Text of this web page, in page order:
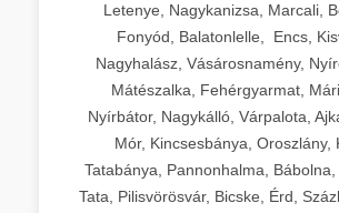
Letenye, Nagykanizsa, Marcali,
Fonyód, Balatonlelle, Encs,
Nagyhalász, Vásárosnamény,
Mátészalka, Fehérgyarmat,
Nyírbátor, Nagykálló, Várpalota,
Mór, Kincsesbánya, Oroszlány,
Tatabánya, Pannonhalma, Bábolna,
Tata, Pilisvörösvár, Bicske, Érd,